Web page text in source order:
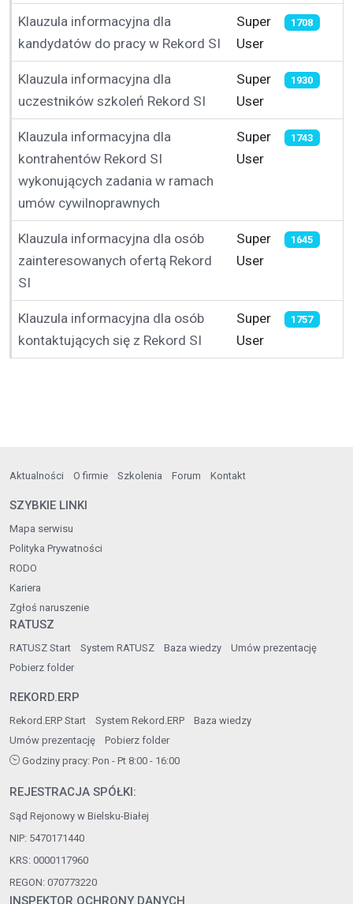
Klauzula informacyjna dla
kandydatów do pracy w Rekord SI
Super
User
1708
Klauzula informacyjna dla
uczestników szkoleń Rekord SI
Super
User
1930
Klauzula informacyjna dla
kontrahentów Rekord SI
wykonujących zadania w ramach
umów cywilnoprawnych
Super
User
1743
Klauzula informacyjna dla osób
zainteresowanych ofertą Rekord
SI
Super
User
1645
Klauzula informacyjna dla osób
kontaktujących się z Rekord SI
Super
User
1757
Aktualności O firmie Szkolenia Forum Kontakt
SZYBKIE LINKI
Mapa serwisu
Polityka Prywatności
RODO
Kariera
Zgłoś naruszenie
RATUSZ
RATUSZ Start System RATUSZ Baza wiedzy
Umów prezentację
Pobierz folder
REKORD.ERP
Rekord.ERP Start System Rekord.ERP
Baza wiedzy
Umów prezentację
Pobierz folder
Godziny pracy: Pon - Pt 8:00 - 16:00
REJESTRACJA SPÓŁKI:
Sąd Rejonowy w Bielsku-Białej
NIP: 5470171440
KRS: 0000117960
REGON: 070773220
INSPEKTOR OCHRONY DANYCH